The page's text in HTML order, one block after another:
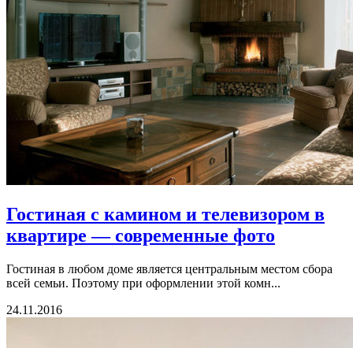
Гостиная с камином и телевизором в
квартире — современные фото
Гостиная в любом доме является центральным местом сбора
всей семьи. Поэтому при оформлении этой комн...
24.11.2016